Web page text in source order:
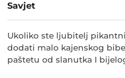
Savjet
Ukoliko ste ljubitelj
dodati malo kajenskog
paštetu od slanutka I